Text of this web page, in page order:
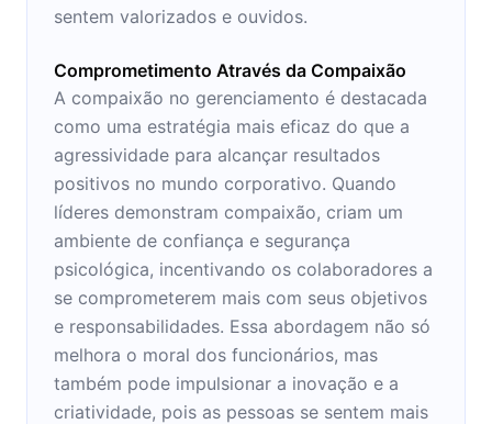
sentem valorizados e ouvidos.
Comprometimento Através da Compaixão
A compaixão no gerenciamento é destacada
como uma estratégia mais eficaz do que a
agressividade para alcançar resultados
positivos no mundo corporativo. Quando
líderes demonstram compaixão, criam um
ambiente de confiança e segurança
psicológica, incentivando os colaboradores a
se comprometerem mais com seus objetivos
e responsabilidades. Essa abordagem não só
melhora o moral dos funcionários, mas
também pode impulsionar a inovação e a
criatividade, pois as pessoas se sentem mais